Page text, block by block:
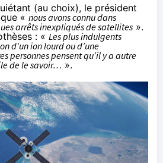
(au choix), le président
« nous avons connu dans
arrêts inexpliqués de satellites ».
: « Les plus indulgents
d’un ion lourd ou d’une
personnes pensent qu’il y a autre
de le savoir… ».